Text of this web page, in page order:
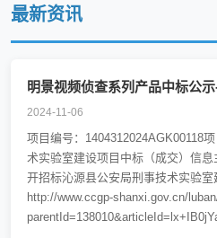
火灾调查
行业新闻
最新资讯
明景视频侦查系列产品中标公
2024-11-06
项目编号：1404312024AGK00118
术实验室建设项目中标（成交）信
开招标沁源县公安局刑事技术实验室
http://www.ccgp-shanxi.gov.cn/